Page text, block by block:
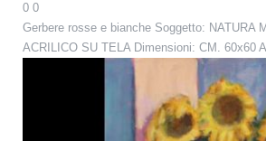
0 0
Gerbere rosse e bianche Soggetto: NATURA
ACRILICO SU TELA Dimensioni: CM. 60x60